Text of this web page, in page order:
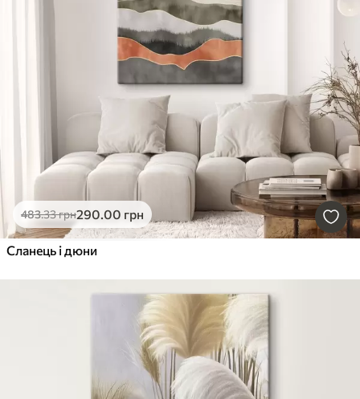
483.33грн290.00 грн
Сланець і дюни